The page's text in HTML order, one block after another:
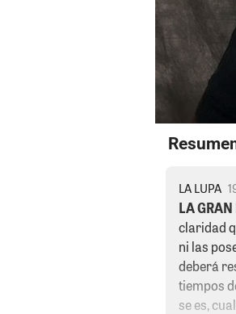
LA LUPA
LA GRAN
claridad
ni las
deberá
tiempos
se es,